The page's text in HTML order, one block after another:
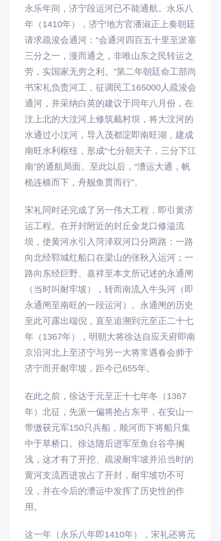
永乐年间，济宁段运河已不能通航。永乐八
年（1410年），济宁地方官潘淑正上奏朝廷
请求疏浚会通河：“会通河四百五十里至淤塞
三分之一，漫而通之，非唯山东之民转运之
劳，实国家无穷之利。”第二年朝廷命工部尚
书宋礼负责河工，征调民工165000人疏浚会
通河，并采纳白英的建议于同年八月份，在
汶上北的大汶河上修筑戴村坝，将大汶河的
水通过小汶河，导入茂都淀即南旺湖，建成
南旺水利枢纽，形成“七分朝天子，三分下江
南”的通航局面。至此以后，“漕运大通，帆
桅连樯而下，舟舰鱼贯而行”。
宋礼同时还完成了另一伟大工程，即引黄济
运工程。在开封附近的封丘金龙口修溢流
坝，使黄河水引入菏泽双河口分两路：一路
向北经郓城红船口在梁山的张秋入运河；一
路向东经巨野、嘉祥至本文所记述的永通闸
（当时叫耐牢坡），转而南流入牛头河（即
永通闸至南旺的一段运河）。永通闸的历史
至此可露出端倪，直至追溯到元至正二十七
年（1367年），明朝大将徐达自应天府即南
京沿河北上至济宁与另一大将常遇春会师于
济宁而开耐牢坡，距今已655年。
在此之前，徐达于元至正十七年冬（1367
年）北征，先派一偏将抢占东平，在安山一
带缴获元军150只兵船，顺河而下将船只集
中于草桥口。徐达随后进军至鱼台谷亭搁
浅，这才有了开挖、疏浚耐牢坡并沿当时的
黄河支流西进攻占了开封，耐牢坡功不可
没，并在今后的漕运中发挥了历史性的作
用。
这一年（永乐八年即1410年），宋礼还将元